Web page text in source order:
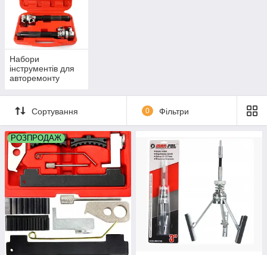
Набори
інструментів для
авторемонту
Сортування 0 Фільтри
РОЗПРОДАЖ